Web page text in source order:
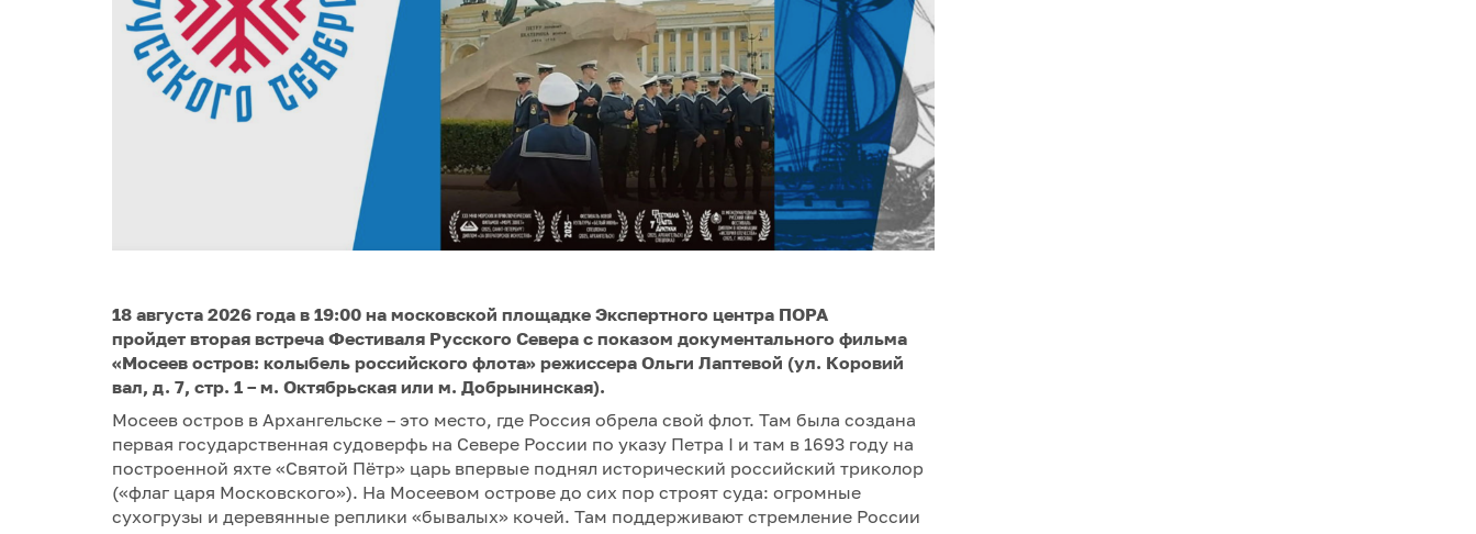
18 августа 2026 года в 19:00 на московской площадке Экспертного центра ПОРА
пройдет вторая встреча Фестиваля Русского Севера с показом документального фильма
«Мосеев остров: колыбель российского флота» режиссера Ольги Лаптевой (ул. Коровий
вал, д. 7, стр. 1 – м. Октябрьская или м. Добрынинская).
Мосеев остров в Архангельске – это место, где Россия обрела свой флот. Там была создана
первая государственная судоверфь на Севере России по указу Петра I и там в 1693 году на
построенной яхте «Святой Пётр» царь впервые поднял исторический российский триколор
(«флаг царя Московского»). На Мосеевом острове до сих пор строят суда: огромные
сухогрузы и деревянные реплики «бывалых» кочей. Там поддерживают стремление России